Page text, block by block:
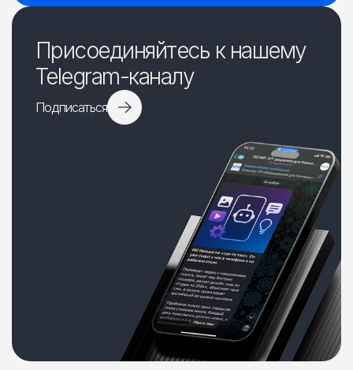
Присоединяйтесь к нашему
Telegram-каналу
Подписаться